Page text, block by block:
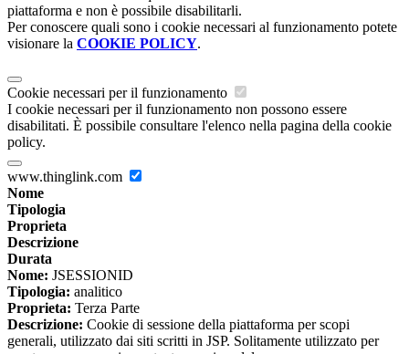
piattaforma e non è possibile disabilitarli.
Per conoscere quali sono i cookie necessari al funzionamento potete
visionare la COOKIE POLICY.
Cookie necessari per il funzionamento
I cookie necessari per il funzionamento non possono essere
disabilitati. È possibile consultare l'elenco nella pagina della cookie
policy.
www.thinglink.com
Nome
Tipologia
Proprieta
Descrizione
Durata
Nome: JSESSIONID
Tipologia: analitico
Proprieta: Terza Parte
Descrizione: Cookie di sessione della piattaforma per scopi
generali, utilizzato dai siti scritti in JSP. Solitamente utilizzato per